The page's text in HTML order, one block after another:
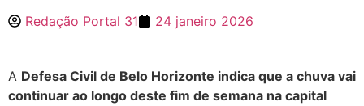
Redação Portal 31 24 janeiro 2026
A Defesa Civil de Belo Horizonte indica que a chuva vai
continuar ao longo deste fim de semana na capital